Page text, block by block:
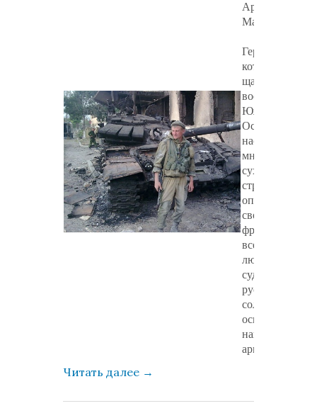
Аркадия
Мамонтова.
Героев,
которые, не
щадя себя,
воевали в
Южной
Осетии, у
нас очень
много. За
сухими
строчками
оперативных
сводок с
фронта
всегда стоят
люди,
судьбы
русских
солдат -
основа
нашей
армии.
Читать далее →